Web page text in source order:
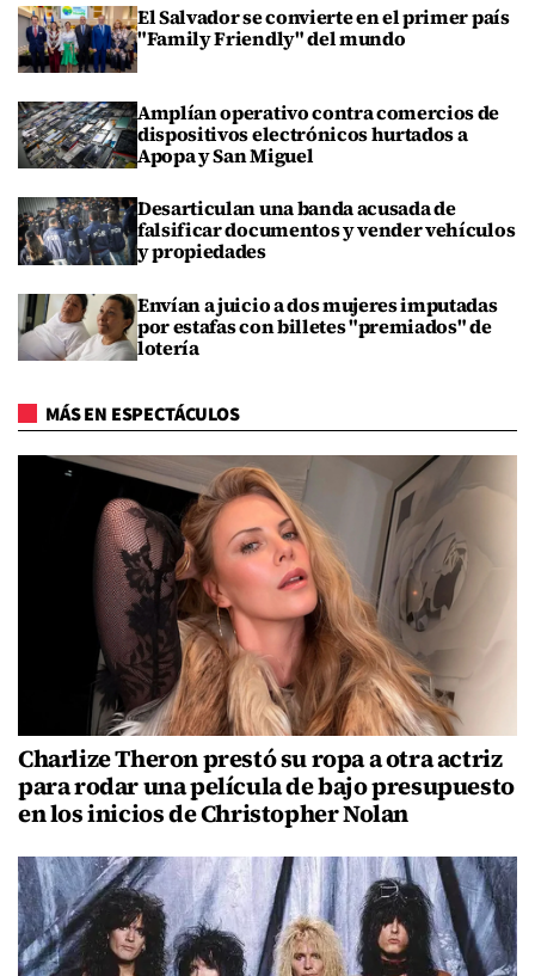
El Salvador se convierte en el primer país
"Family Friendly" del mundo
Amplían operativo contra comercios de
dispositivos electrónicos hurtados a
Apopa y San Miguel
Desarticulan una banda acusada de
falsificar documentos y vender vehículos
y propiedades
Envían a juicio a dos mujeres imputadas
por estafas con billetes "premiados" de
lotería
MÁS EN ESPECTÁCULOS
Charlize Theron prestó su ropa a otra actriz
para rodar una película de bajo presupuesto
en los inicios de Christopher Nolan